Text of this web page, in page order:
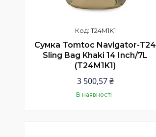
T24M1K1
Сумка Tomtoc Navigator-T24
Sling Bag Khaki 14 Inch/7L
(T24M1K1)
3 500,57 ₴
В наявності